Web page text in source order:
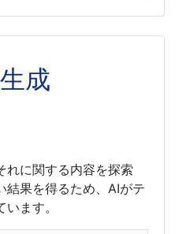
成
れに関する内容を探索
結果を得るため、AIがテ
ます。